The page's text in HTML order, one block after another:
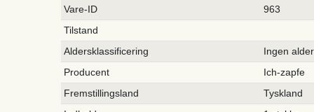
Ceres::Template.singleItemTechnicalDataAttribute
Ceres::Template.singleItemTechnicalDataValue
Vare-ID
963
Tilstand
Aldersklassificering
Ingen
Producent
Ich-zapfe
Fremstillingsland
Tyskland